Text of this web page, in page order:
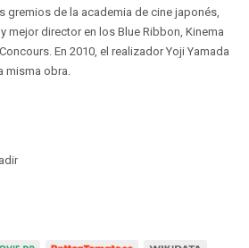
gremios de la academia de cine japonés,
mejor director en los Blue Ribbon, Kinema
En 2010, el realizador Yoji Yamada
misma obra.